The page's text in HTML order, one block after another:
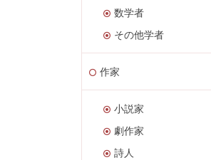
数学者
その他学者
作家
小説家
劇作家
詩人